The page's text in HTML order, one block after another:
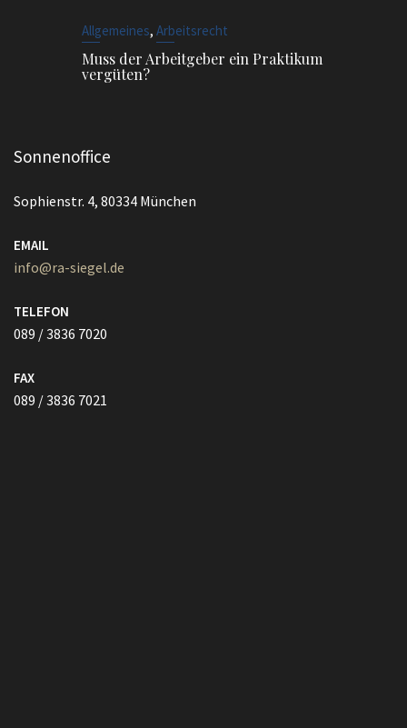
Sonnenoffice
Sophienstr. 4, 80334 München
089 / 3836 7020
FAX
089 / 3836 7021